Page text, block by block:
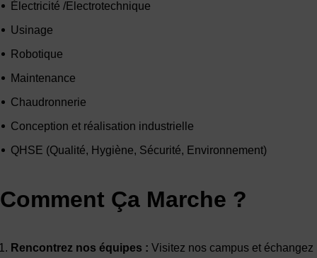
Électricité /Electrotechnique
Usinage
Robotique
Maintenance
Chaudronnerie
Conception et réalisation industrielle
QHSE (Qualité, Hygiène, Sécurité, Environnement)
Comment Ça Marche ?
Rencontrez nos équipes : Visitez nos campus et échangez